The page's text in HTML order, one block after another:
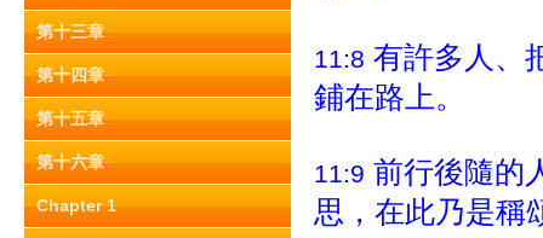
第十三章
第十四章
第十五章
第十六章
Chapter 1
11:8 有許多人、
鋪在路上。
11:9 前行後隨的
思，在此乃是稱